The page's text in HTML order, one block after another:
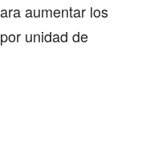
aumentar los
unidad de